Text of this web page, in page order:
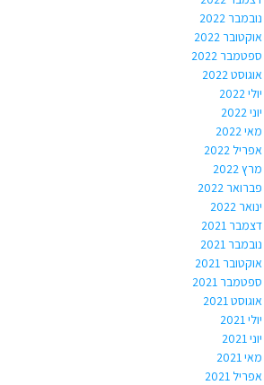
נובמבר 2022
אוקטובר 2022
ספטמבר 2022
אוגוסט 2022
יולי 2022
יוני 2022
מאי 2022
אפריל 2022
מרץ 2022
פברואר 2022
ינואר 2022
דצמבר 2021
נובמבר 2021
אוקטובר 2021
ספטמבר 2021
אוגוסט 2021
יולי 2021
יוני 2021
מאי 2021
אפריל 2021